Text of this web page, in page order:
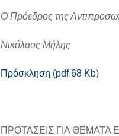
Ο Πρόεδρος της
Νικόλαος Μήλης
Πρόσκληση (pdf 68 Kb)
ΠΡΟΤΑΣΕΙΣ ΓΙΑ ΘΕΜΑΤΑ